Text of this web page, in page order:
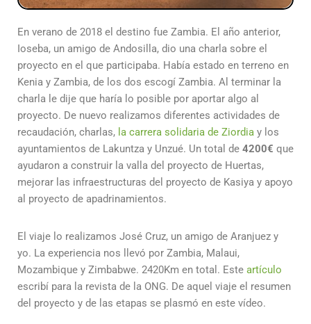
En verano de 2018 el destino fue Zambia. El año anterior,
Ioseba, un amigo de Andosilla, dio una charla sobre el
proyecto en el que participaba. Había estado en terreno en
Kenia y Zambia, de los dos escogí Zambia. Al terminar la
charla le dije que haría lo posible por aportar algo al
proyecto. De nuevo realizamos diferentes actividades de
recaudación, charlas, la carrera solidaria de Ziordia y los
ayuntamientos de Lakuntza y Unzué. Un total de 4200€ que
ayudaron a construir la valla del proyecto de Huertas,
mejorar las infraestructuras del proyecto de Kasiya y apoyo
al proyecto de apadrinamientos.
El viaje lo realizamos José Cruz, un amigo de Aranjuez y
yo. La experiencia nos llevó por Zambia, Malaui,
Mozambique y Zimbabwe. 2420Km en total. Este artículo
escribí para la revista de la ONG. De aquel viaje el resumen
del proyecto y de las etapas se plasmó en este vídeo.